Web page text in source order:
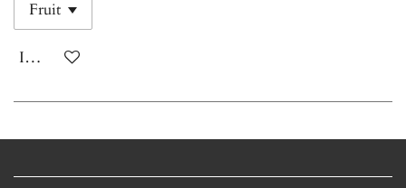
In den Warenkorb